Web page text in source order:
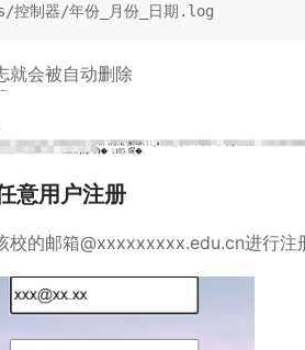
制器/年份_月份_日期.log
就会被自动删除
意用户注册
校的邮箱@xxxxxxxxx.edu.cn进行注